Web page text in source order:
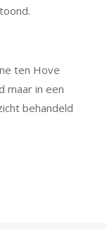
ten Hove
maar in een
behandeld